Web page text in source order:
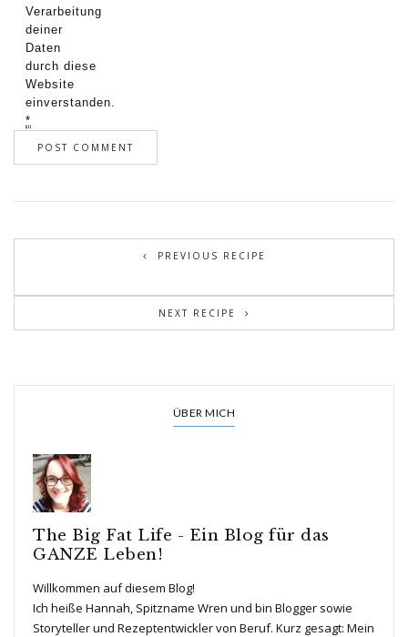
Verarbeitung
deiner
Daten
durch diese
Website
einverstanden.
*
PREVIOUS RECIPE
NEXT RECIPE
ÜBER MICH
The Big Fat Life - Ein Blog für das
GANZE Leben!
Willkommen auf diesem Blog!
Ich heiße Hannah, Spitzname Wren und bin Blogger sowie
Storyteller und Rezeptentwickler von Beruf. Kurz gesagt: Mein